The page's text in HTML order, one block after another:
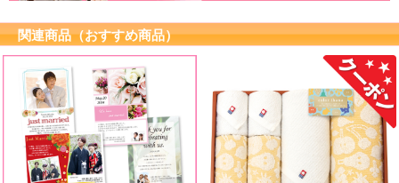
関連商品（おすすめ商品）